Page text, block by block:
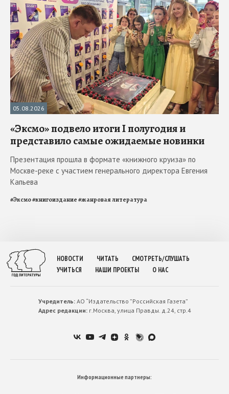
05.08.2026
«Эксмо» подвело итоги I полугодия и
представило самые ожидаемые новинки
Презентация прошла в формате «книжного круиза» по
Москве-реке с участием генерального директора Евгения
Капьева
#Эксмо#книгоиздание#жанровая литература
НОВОСТИ ЧИТАТЬ
СМОТРЕТЬ/СЛУШАТЬ
УЧИТЬСЯ
НАШИ ПРОЕКТЫ О НАС
Учредитель:АО “Издательство ”Российская Газета”
Адрес редакции:г.Москва, улица Правды. д.24, стр.4
Информационные партнеры: